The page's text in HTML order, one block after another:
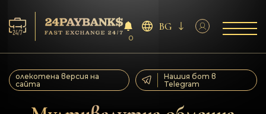
Услуга
Резерва
0
BG
олекотена версия на
сайта
Нашия бот в
Telegram